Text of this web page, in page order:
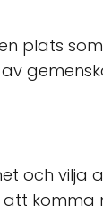
plats
och vilja
att komma